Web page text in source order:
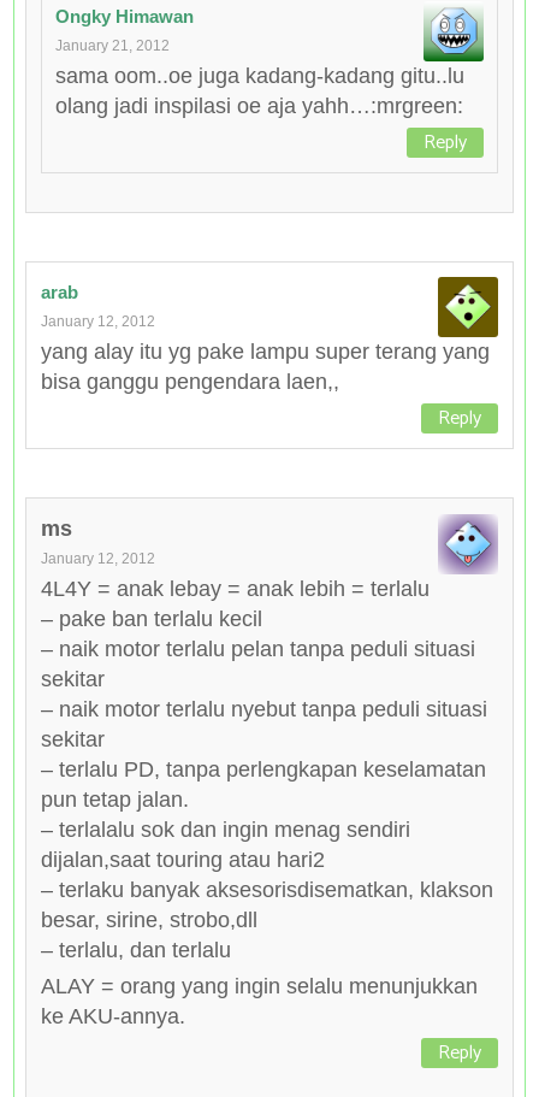
Ongky Himawan
January 21, 2012
sama oom..oe juga kadang-kadang gitu..lu
olang jadi inspilasi oe aja yahh…:mrgreen:
Reply
arab
January 12, 2012
yang alay itu yg pake lampu super terang yang
bisa ganggu pengendara laen,,
Reply
ms
January 12, 2012
4L4Y = anak lebay = anak lebih = terlalu
– pake ban terlalu kecil
– naik motor terlalu pelan tanpa peduli situasi
sekitar
– naik motor terlalu nyebut tanpa peduli situasi
sekitar
– terlalu PD, tanpa perlengkapan keselamatan
pun tetap jalan.
– terlalalu sok dan ingin menag sendiri
dijalan,saat touring atau hari2
– terlaku banyak aksesorisdisematkan, klakson
besar, sirine, strobo,dll
– terlalu, dan terlalu
ALAY = orang yang ingin selalu menunjukkan
ke AKU-annya.
Reply